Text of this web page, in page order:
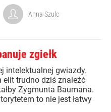
Anna Szulc
zgiełk
intelektualnej gwiazdy.
elit trudno dziś znaleźć
Zygmunta Baumana.
to nie jest łatwy